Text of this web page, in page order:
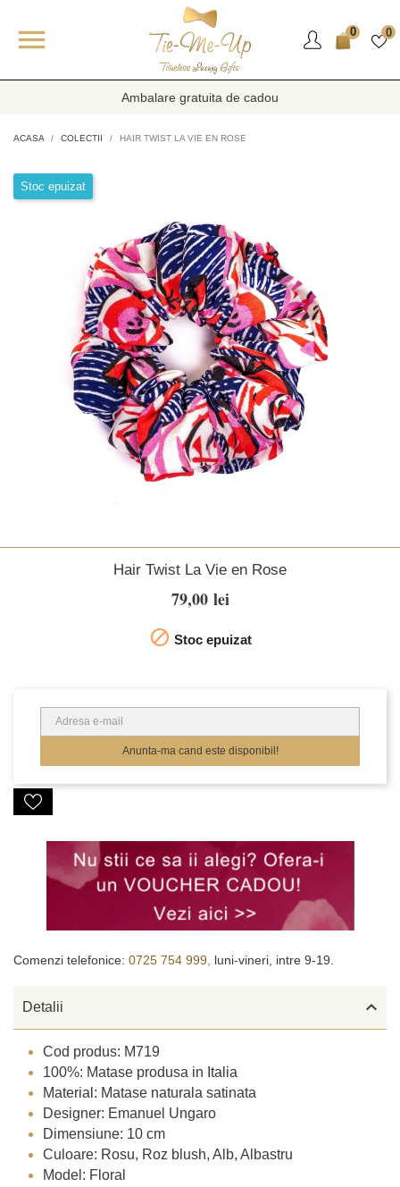
 0 0
Ambalare gratuita de cadou
ACASA COLECTII HAIR TWIST LA VIE EN ROSE
Stoc epuizat
Hair Twist La Vie en Rose
79,00 lei
 Stoc epuizat
Anunta-ma cand este disponibil!
Comenzi telefonice: 0725 754 999, luni-vineri, intre 9-19.
Detalii 
Cod produs: M719
100%: Matase produsa in Italia
Material: Matase naturala satinata
Designer: Emanuel Ungaro
Dimensiune: 10 cm
Culoare: Rosu, Roz blush, Alb, Albastru
Model: Floral